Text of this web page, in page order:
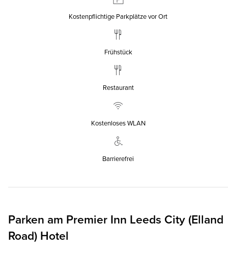
Kostenpflichtige Parkplätze vor Ort
Frühstück
Restaurant
Kostenloses WLAN
Barrierefrei
Parken am Premier Inn Leeds City (Elland
Road) Hotel